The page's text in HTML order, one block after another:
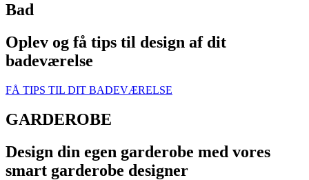
Bad
Oplev og få tips til design af dit
badeværelse
FÅ TIPS TIL DIT BADEVÆRELSE
GARDEROBE
Design din egen garderobe med vores
smart garderobe designer